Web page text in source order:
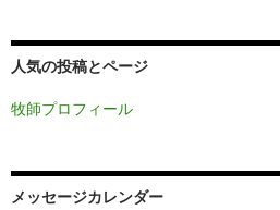
人気の投稿とページ
牧師プロフィール
メッセージカレンダー